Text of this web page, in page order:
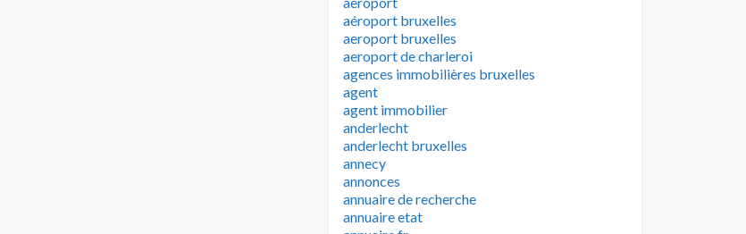
aéroport bruxelles
aeroport bruxelles
aeroport de charleroi
agences immobilières bruxelles
agent
agent immobilier
anderlecht
anderlecht bruxelles
annecy
annonces
annuaire de recherche
annuaire etat